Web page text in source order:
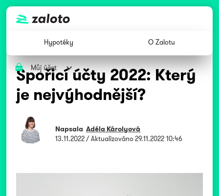
Hypotéky O Zalotu
Můj účet
Spořicí účty 2022: Který
je nejvýhodnější?
Napsala Adéla Károlyová
13.11.2022/ Aktualizováno29.11.2022 10:46